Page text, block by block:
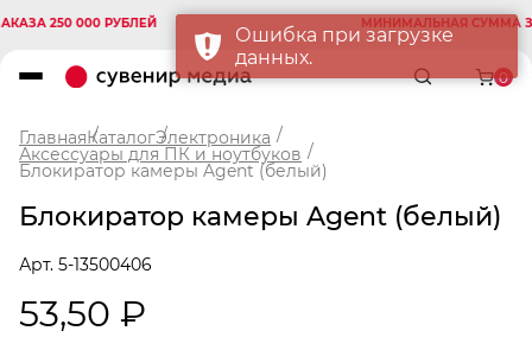
250 000 РУБЛЕЙ МИНИМАЛЬНАЯ СУММА
0
ГлавнаяКаталогЭлектроника
Аксессуары для ПК и ноутбуков
Блокиратор камеры Agent (белый)
Блокиратор камеры Agent (белый)
Арт. 5-13500406
53,50 ₽
Ошибка при загрузке
данных.